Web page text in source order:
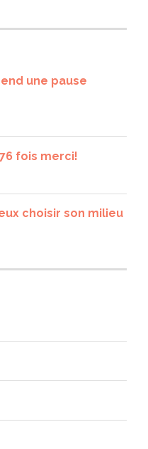
une pause
fois merci!
choisir son milieu